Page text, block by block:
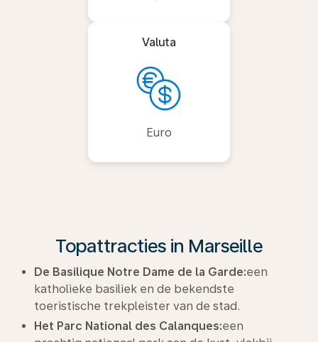
Valuta
Euro
Topattracties in Marseille
De Basilique Notre Dame de la Garde:een
katholieke basiliek en de bekendste
toeristische trekpleister van de stad.
Het Parc National des Calanques:een